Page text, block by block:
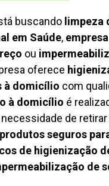
buscando limpeza
em Saúde,
ou
oferece
à domicílio com
à domicílio é
de
produtos seguros
de higienização
de